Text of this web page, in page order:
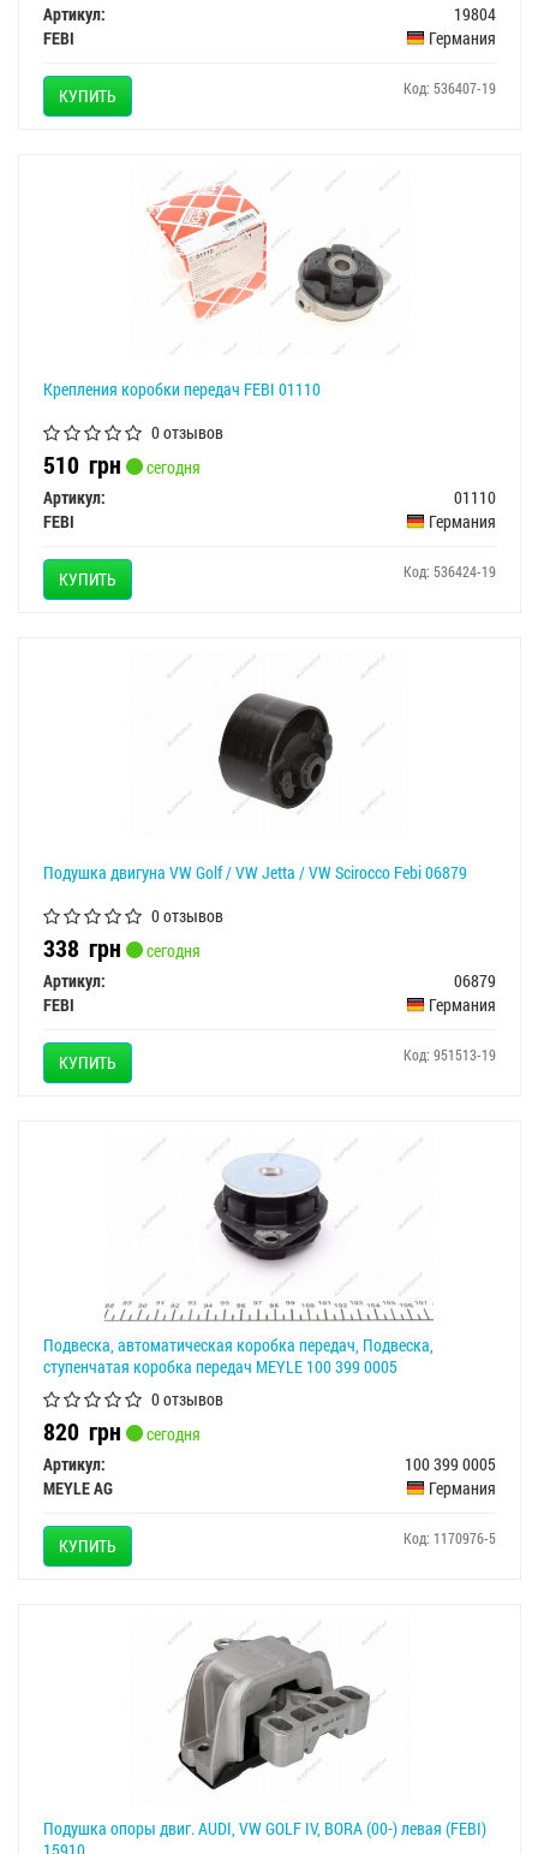
Артикул:
19804
FEBI
Германия
КУПИТЬ Код: 536407-19
Крепления коробки передач FEBI 01110
0 отзывов
510 грн
сегодня
Артикул:
01110
FEBI
Германия
КУПИТЬ Код: 536424-19
Подушка двигуна VW Golf / VW Jetta / VW Scirocco Febi 06879
0 отзывов
338 грн
сегодня
Артикул:
06879
FEBI
Германия
КУПИТЬ Код: 951513-19
Подвеска, автоматическая коробка передач, Подвеска,
ступенчатая коробка передач MEYLE 100 399 0005
0 отзывов
820 грн
сегодня
Артикул:
100 399 0005
MEYLE AG
Германия
КУПИТЬ Код: 1170976-5
Подушка опоры двиг. AUDI, VW GOLF IV, BORA (00-) левая (FEBI)
15910